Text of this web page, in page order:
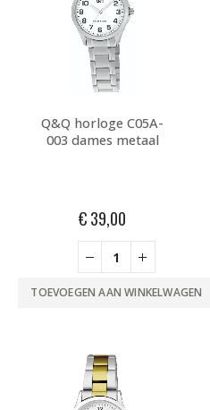
Q&Q horloge C05A-
003 dames metaal
€39,00
TOEVOEGEN AAN WINKELWAGEN